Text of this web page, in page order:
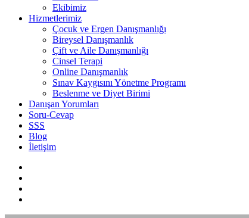
Ekibimiz
Hizmetlerimiz
Çocuk ve Ergen Danışmanlığı
Bireysel Danışmanlık
Çift ve Aile Danışmanlığı
Cinsel Terapi
Online Danışmanlık
Sınav Kaygısını Yönetme Programı
Beslenme ve Diyet Birimi
Danışan Yorumları
Soru-Cevap
SSS
Blog
İletişim